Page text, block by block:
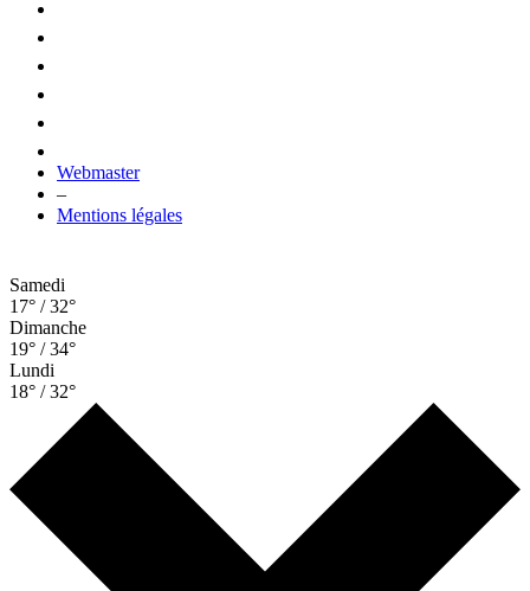
Webmaster
–
Mentions légales
Samedi
17° / 32°
Dimanche
19° / 34°
Lundi
18° / 32°